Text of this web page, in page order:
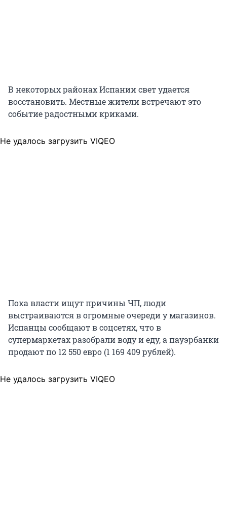
В некоторых районах Испании свет удается
восстановить. Местные жители встречают это
событие радостными криками.
Не удалось загрузить VIQEO
Пока власти ищут причины ЧП, люди
выстраиваются в огромные очереди у магазинов.
Испанцы сообщают в соцсетях, что в
супермаркетах разобрали воду и еду, а пауэрбанки
продают по 12 550 евро (1 169 409 рублей).
Не удалось загрузить VIQEO